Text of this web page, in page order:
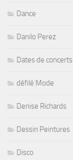
Dance
Danilo Perez
Dates de concerts
défilé Mode
Denise Richards
Dessin Peintures
Disco